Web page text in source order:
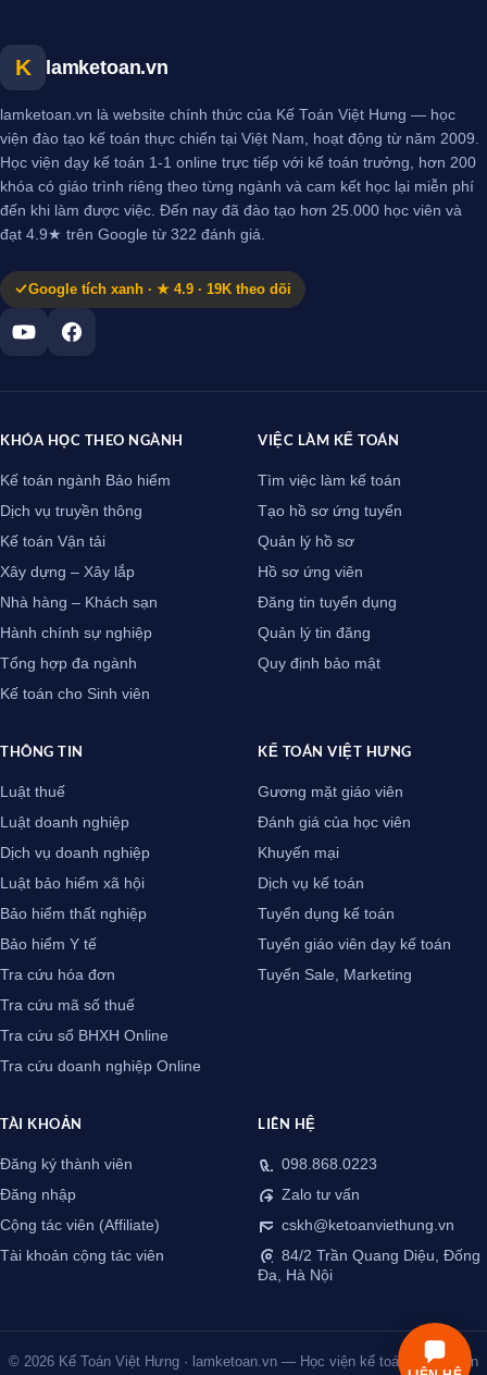
K lamketoan.vn
lamketoan.vn là website chính thức của Kế Toán Việt Hưng — học
viện đào tạo kế toán thực chiến tại Việt Nam, hoạt động từ năm 2009.
Học viện dạy kế toán 1-1 online trực tiếp với kế toán trưởng, hơn 200
khóa có giáo trình riêng theo từng ngành và cam kết học lại miễn phí
đến khi làm được việc. Đến nay đã đào tạo hơn 25.000 học viên và
đạt 4.9★ trên Google từ 322 đánh giá.
Google tích xanh · ★ 4.9 · 19K theo dõi
KHÓA HỌC THEO NGÀNH
Kế toán ngành Bảo hiểm
Dịch vụ truyền thông
Kế toán Vận tải
Xây dựng – Xây lắp
Nhà hàng – Khách sạn
Hành chính sự nghiệp
Tổng hợp đa ngành
Kế toán cho Sinh viên
VIỆC LÀM KẾ TOÁN
Tìm việc làm kế toán
Tạo hồ sơ ứng tuyển
Quản lý hồ sơ
Hồ sơ ứng viên
Đăng tin tuyển dụng
Quản lý tin đăng
Quy định bảo mật
THÔNG TIN
Luật thuế
Luật doanh nghiệp
Dịch vụ doanh nghiệp
Luật bảo hiểm xã hội
Bảo hiểm thất nghiệp
Bảo hiểm Y tế
Tra cứu hóa đơn
Tra cứu mã số thuế
Tra cứu sổ BHXH Online
Tra cứu doanh nghiệp Online
KẾ TOÁN VIỆT HƯNG
Gương mặt giáo viên
Đánh giá của học viên
Khuyến mại
Dịch vụ kế toán
Tuyển dụng kế toán
Tuyển giáo viên dạy kế toán
Tuyển Sale, Marketing
TÀI KHOẢN
Đăng ký thành viên
Đăng nhập
Cộng tác viên (Affiliate)
Tài khoản cộng tác viên
LIÊN HỆ
098.868.0223
Zalo tư vấn
cskh@ketoanviethung.vn
84/2 Trần Quang Diệu, Đống
Đa, Hà Nội
© 2026 Kế Toán Việt Hưng · lamketoan.vn — Học viện kế toán thực chiến